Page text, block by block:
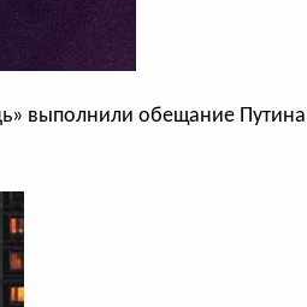
выполнили обещание Путина